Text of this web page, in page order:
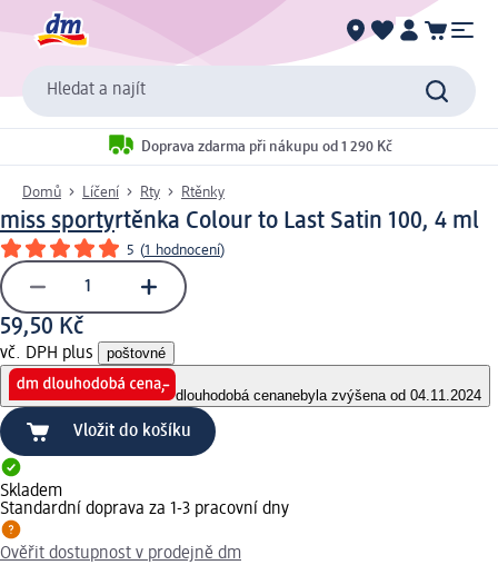
Hledat a najít
Doprava zdarma při nákupu od 1 290 Kč
Domů Líčení Rty Rtěnky
miss sportyrtěnka Colour to Last Satin 100, 4 ml
5 (1 hodnocení)
59,50 Kč
vč. DPH plus poštovné
dlouhodobá cenanebyla zvýšena od 04.11.2024
Vložit do košíku
Skladem
Standardní doprava za 1-3 pracovní dny
Ověřit dostupnost v prodejně dm